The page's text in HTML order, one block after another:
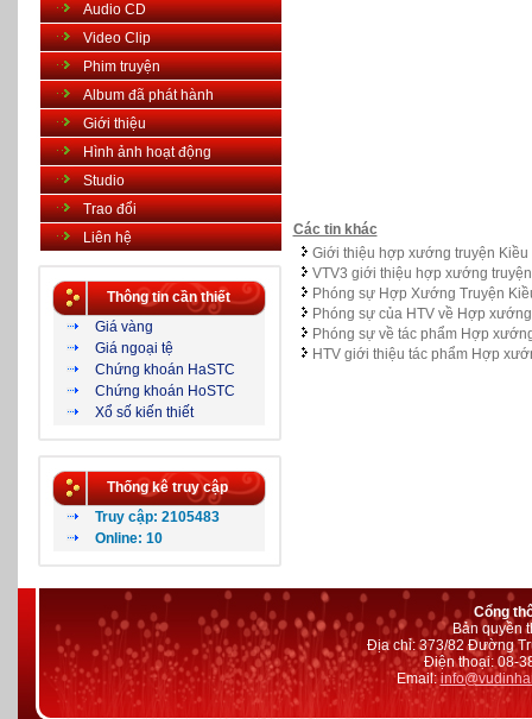
Audio CD
Video Clip
Phim truyện
Album đã phát hành
Giới thiệu
Hình ảnh hoạt động
Studio
Trao đổi
Liên hệ
Thông tin cần thiết
Giá vàng
Giá ngoại tệ
Chứng khoán HaSTC
Chứng khoán HoSTC
Xổ số kiến thiết
Thống kê truy cập
Truy cập: 2105483
Online: 10
Các tin khác
Giới thiệu hợp xướng truyện Kiều
VTV3 giới thiệu hợp xướng
Phóng sự Hợp Xướng Truyện
Phóng sự của HTV về Hợp
Phóng sự về tác phẩm Hợp
HTV giới thiệu tác phẩm Hợp
Cổng
Bản quyền
Địa chỉ: 373/82 Đường
Điện thoại: 08-
Email: